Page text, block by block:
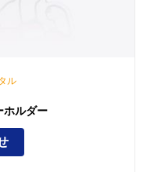
ル
ホルダー